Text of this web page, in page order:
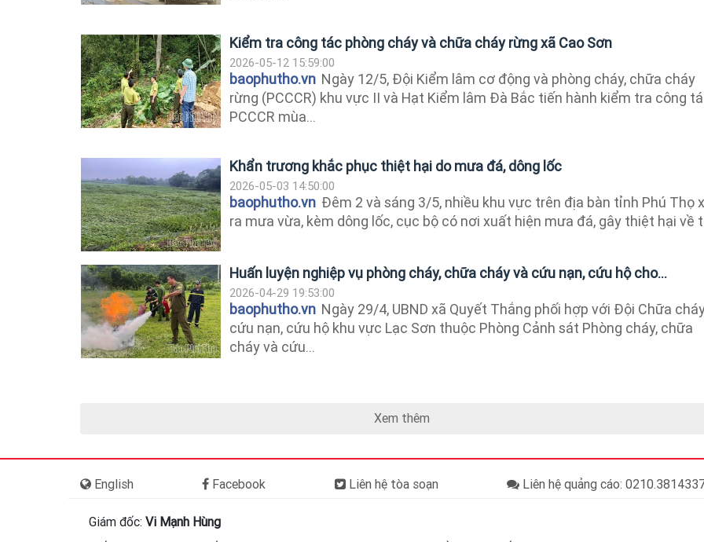
Kiểm tra công tác phòng cháy và chữa cháy rừng xã Cao Sơn
2026-05-12 15:59:00
baophutho.vn Ngày 12/5, Đội Kiểm lâm cơ động và phòng cháy, chữa cháy
rừng (PCCCR) khu vực II và Hạt Kiểm lâm Đà Bắc tiến hành kiểm tra công
PCCCR mùa...
Khẩn trương khắc phục thiệt hại do mưa đá, dông lốc
2026-05-03 14:50:00
baophutho.vn Đêm 2 và sáng 3/5, nhiều khu vực trên địa bàn tỉnh Phú Thọ
ra mưa vừa, kèm dông lốc, cục bộ có nơi xuất hiện mưa đá, gây thiệt hại về
Huấn luyện nghiệp vụ phòng cháy, chữa cháy và cứu nạn, cứu hộ cho...
2026-04-29 19:53:00
baophutho.vn Ngày 29/4, UBND xã Quyết Thắng phối hợp với Đội Chữa
cứu nạn, cứu hộ khu vực Lạc Sơn thuộc Phòng Cảnh sát Phòng cháy, chữa
cháy và cứu...
Xem thêm
English Facebook Liên hệ tòa soạn Liên hệ quảng cáo:
Giám đốc: Vi Mạnh Hùng